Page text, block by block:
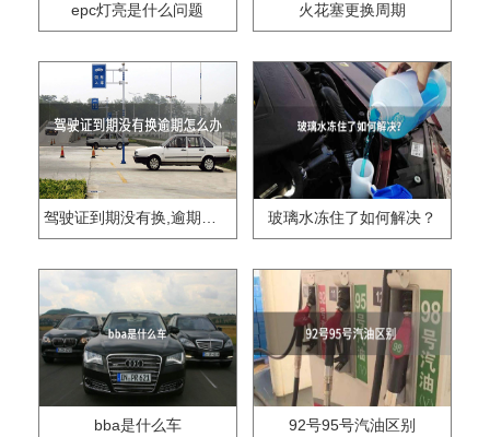
epc灯亮是什么问题 火花塞更换周期
驾驶证到期没有换,逾期怎么办?? 玻璃水冻住了如何解决？
bba是什么车 92号95号汽油区别